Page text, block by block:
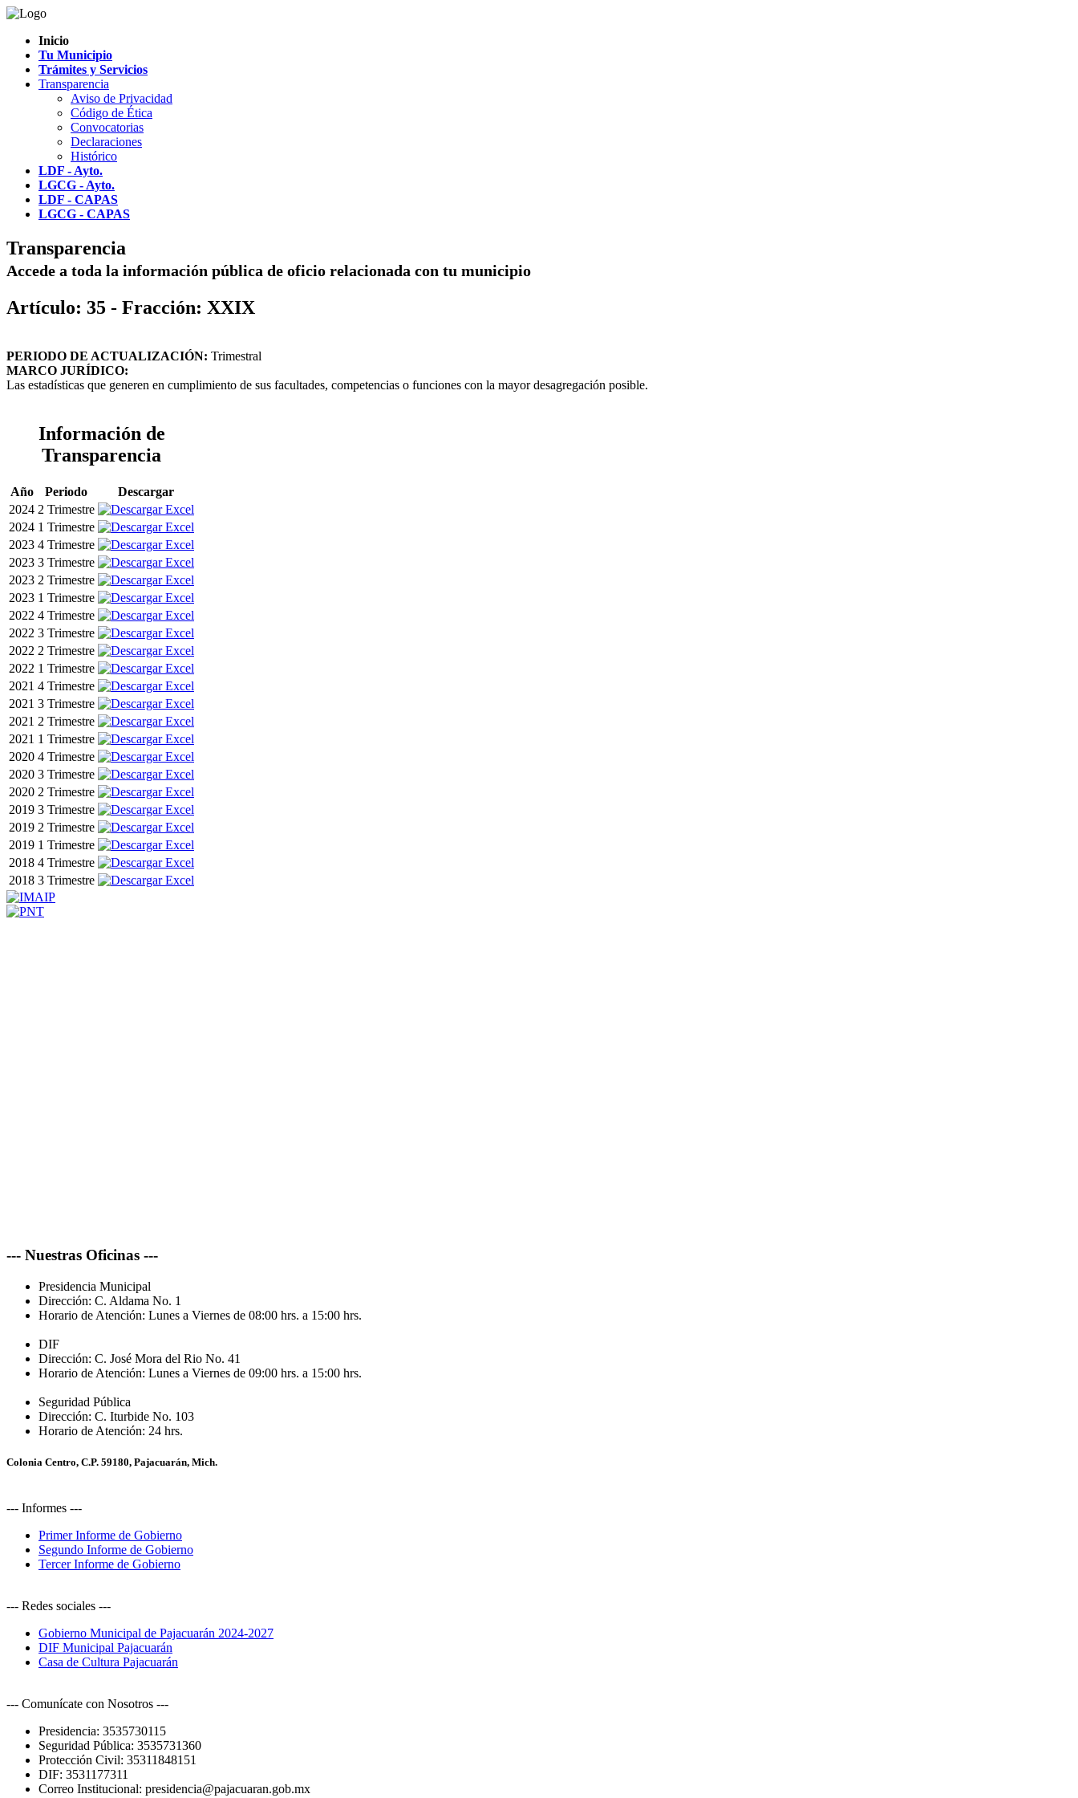
Inicio
Tu Municipio
Trámites y Servicios
Transparencia
Aviso de Privacidad
Código de Ética
Convocatorias
Declaraciones
Histórico
LDF - Ayto.
LGCG - Ayto.
LDF - CAPAS
LGCG - CAPAS
Transparencia
Accede a toda la información pública de oficio relacionada con tu municipio
Artículo: 35 - Fracción: XXIX
PERIODO DE ACTUALIZACIÓN: Trimestral
MARCO JURÍDICO:
Las estadísticas que generen en cumplimiento de sus facultades, competencias o funciones con la mayor desagregación posible.
Información de
Transparencia
Año Periodo
Descargar
2024 2 Trimestre
2024 1 Trimestre
2023 4 Trimestre
2023 3 Trimestre
2023 2 Trimestre
2023 1 Trimestre
2022 4 Trimestre
2022 3 Trimestre
2022 2 Trimestre
2022 1 Trimestre
2021 4 Trimestre
2021 3 Trimestre
2021 2 Trimestre
2021 1 Trimestre
2020 4 Trimestre
2020 3 Trimestre
2020 2 Trimestre
2019 3 Trimestre
2019 2 Trimestre
2019 1 Trimestre
2018 4 Trimestre
2018 3 Trimestre
--- Nuestras Oficinas ---
Presidencia Municipal
Dirección: C. Aldama No. 1
Horario de Atención: Lunes a Viernes de 08:00 hrs. a 15:00 hrs.
DIF
Dirección: C. José Mora del Rio No. 41
Horario de Atención: Lunes a Viernes de 09:00 hrs. a 15:00 hrs.
Seguridad Pública
Dirección: C. Iturbide No. 103
Horario de Atención: 24 hrs.
Colonia Centro, C.P. 59180, Pajacuarán, Mich.
--- Informes ---
Primer Informe de Gobierno
Segundo Informe de Gobierno
Tercer Informe de Gobierno
--- Redes sociales ---
Gobierno Municipal de Pajacuarán 2024-2027
DIF Municipal Pajacuarán
Casa de Cultura Pajacuarán
--- Comunícate con Nosotros ---
Presidencia: 3535730115
Seguridad Pública: 3535731360
Protección Civil: 35311848151
DIF: 3531177311
Correo Institucional: presidencia@pajacuaran.gob.mx